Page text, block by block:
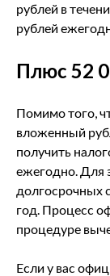
рублей в
рублей
Плюс 52
Помимо того,
вложенный
получить
ежегодно. Для
долгосрочных
год. Процесс
процедуре
Если у вас